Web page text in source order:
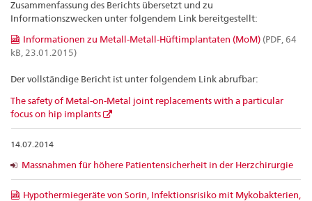
Zusammenfassung des Berichts übersetzt und zu
Informationszwecken unter folgendem Link bereitgestellt:
Informationen zu Metall-Metall-Hüftimplantaten (MoM) (PDF, 64
kB, 23.01.2015)
Der vollständige Bericht ist unter folgendem Link abrufbar:
The safety of Metal-on-Metal joint replacements with a particular
focus on hip implants
14.07.2014
Massnahmen für höhere Patientensicherheit in der Herzchirurgie
Hypothermiegeräte von Sorin, Infektionsrisiko mit Mykobakterien,